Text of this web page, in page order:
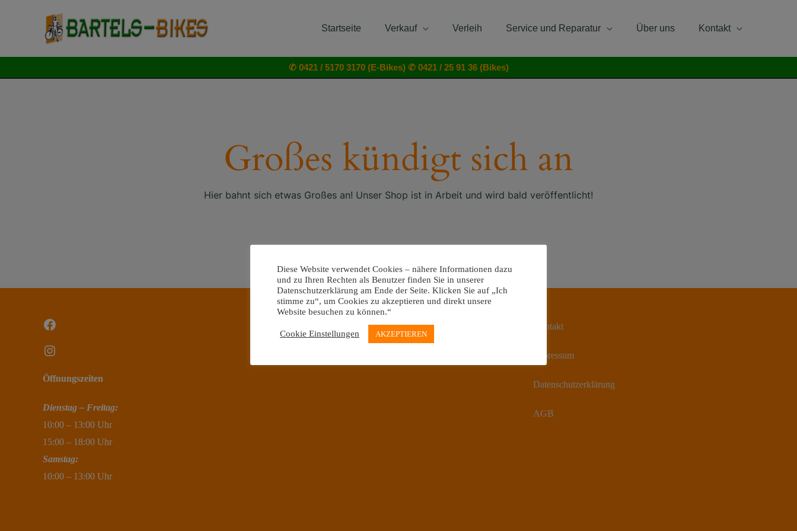
Startseite Verkauf Verleih Service und Reparatur Über uns Kontakt
✆ 0421 / 5170 3170 (E-Bikes) ✆ 0421 / 25 91 36 (Bikes)
Großes kündigt sich an
Hier bahnt sich etwas Großes an! Unser Shop ist in Arbeit und wird bald veröffentlicht!
Diese Website verwendet Cookies – nähere Informationen dazu
und zu Ihren Rechten als Benutzer finden Sie in unserer
Datenschutzerklärung am Ende der Seite. Klicken Sie auf „Ich
stimme zu“, um Cookies zu akzeptieren und direkt unsere
Website besuchen zu können.“
Cookie Einstellungen AKZEPTIEREN
Facebook
Instagram
Öffnungszeiten
Dienstag – Freitag:
10:00 – 13:00 Uhr
15:00 – 18:00 Uhr
Samstag:
10:00 – 13:00 Uhr
Oberneulander Landstraße 39 & Mühlenfeldstraße 20
Kontakt
Impressum
Datenschutzerklärung
AGB